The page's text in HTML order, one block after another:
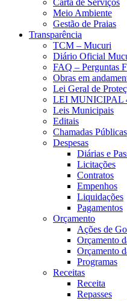
Carta de Serviços
Meio Ambiente
Gestão de Praias
Transparência
TCM – Mucuri
Diário Oficial
FAQ – Perguntas
Obras em
Lei Geral de
LEI MUNICIPAL
Leis Municipais
Editais
Chamadas Públicas
Despesas
Diárias e
Licitações
Contratos
Empenhos
Liquidações
Pagamentos
Orçamento
Ações de
Orçamento
Orçamento
Programas
Receitas
Receita
Repasses